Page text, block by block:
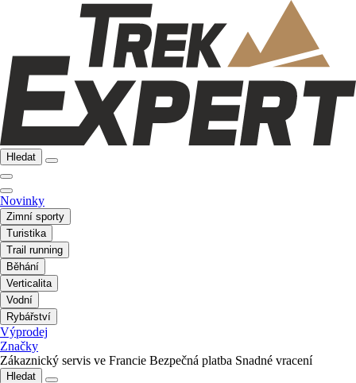
Hledat
Novinky
Zimní sporty
Turistika
Trail running
Běhání
Verticalita
Vodní
Rybářství
Výprodej
Značky
Zákaznický servis ve Francie Bezpečná platba Snadné vracení
Hledat